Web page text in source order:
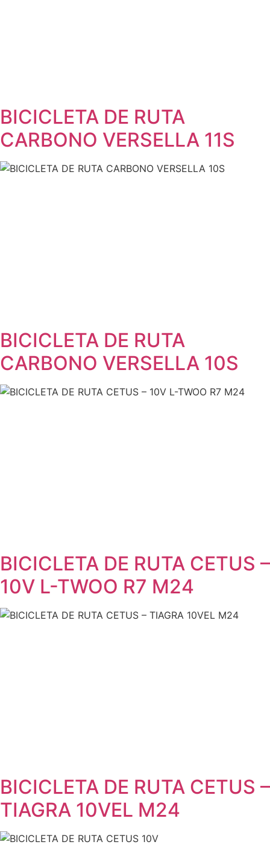
BICICLETA DE RUTA
CARBONO VERSELLA 11S
BICICLETA DE RUTA
CARBONO VERSELLA 10S
BICICLETA DE RUTA CETUS –
10V L-TWOO R7 M24
BICICLETA DE RUTA CETUS –
TIAGRA 10VEL M24